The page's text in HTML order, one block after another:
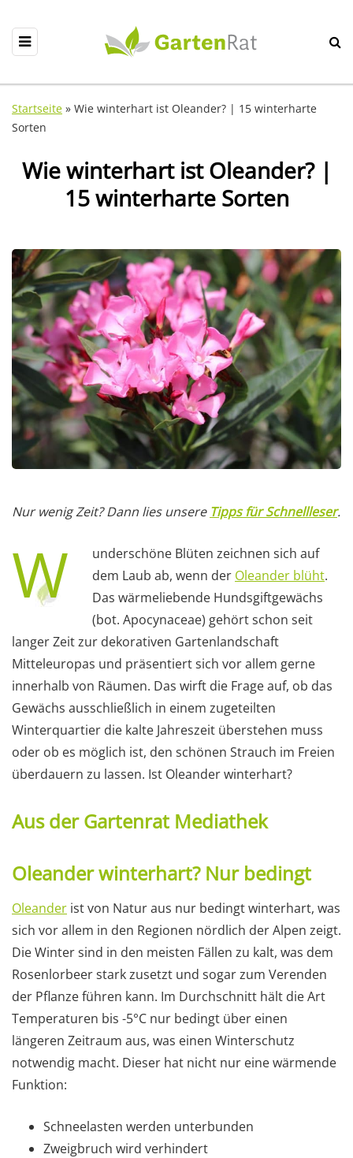
Startseite » Wie winterhart ist Oleander? | 15 winterharte
Sorten
Wie winterhart ist Oleander? |
15 winterharte Sorten
Nur wenig Zeit? Dann lies unsere Tipps für Schnellleser.
W
underschöne Blüten zeichnen sich auf
dem Laub ab, wenn der Oleander blüht.
Das wärmeliebende Hundsgiftgewächs
(bot. Apocynaceae) gehört schon seit
langer Zeit zur dekorativen Gartenlandschaft
Mitteleuropas und präsentiert sich vor allem gerne
innerhalb von Räumen. Das wirft die Frage auf, ob das
Gewächs ausschließlich in einem zugeteilten
Winterquartier die kalte Jahreszeit überstehen muss
oder ob es möglich ist, den schönen Strauch im Freien
überdauern zu lassen. Ist Oleander winterhart?
Aus der Gartenrat Mediathek
Oleander winterhart? Nur bedingt
Oleander ist von Natur aus nur bedingt winterhart, was
sich vor allem in den Regionen nördlich der Alpen zeigt.
Die Winter sind in den meisten Fällen zu kalt, was dem
Rosenlorbeer stark zusetzt und sogar zum Verenden
der Pflanze führen kann. Im Durchschnitt hält die Art
Temperaturen bis -5°C nur bedingt über einen
längeren Zeitraum aus, was einen Winterschutz
notwendig macht. Dieser hat nicht nur eine wärmende
Funktion:
Schneelasten werden unterbunden
Zweigbruch wird verhindert